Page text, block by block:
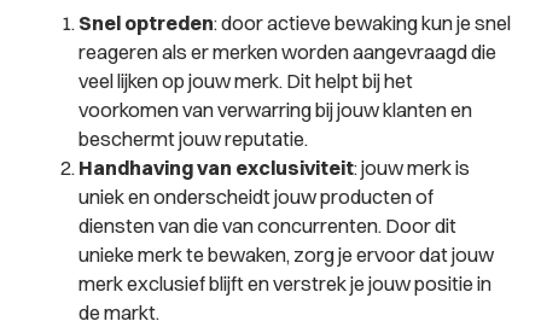
Snel optreden: door actieve bewaking kun je snel
reageren als er merken worden aangevraagd die
veel lijken op jouw merk. Dit helpt bij het
voorkomen van verwarring bij jouw klanten en
beschermt jouw reputatie.
Handhaving van exclusiviteit: jouw merk is
uniek en onderscheidt jouw producten of
diensten van die van concurrenten. Door dit
unieke merk te bewaken, zorg je ervoor dat jouw
merk exclusief blijft en verstrek je jouw positie in
de markt.